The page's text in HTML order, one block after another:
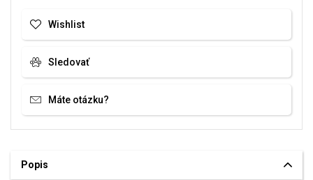
Wishlist
Sledovať
Máte otázku?
Popis